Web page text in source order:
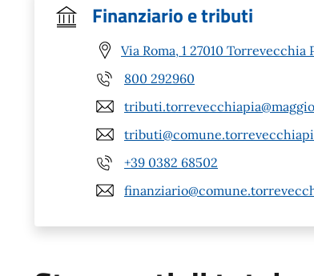
Finanziario e tributi
Via Roma, 1 27010 Torrevecchia
800 292960
+39 0382 68502